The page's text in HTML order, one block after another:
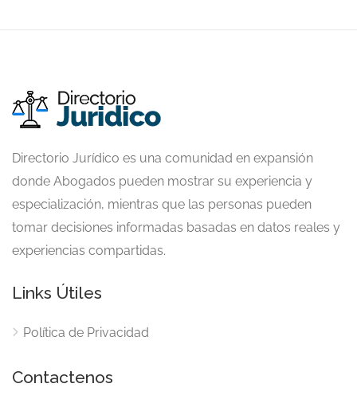
Directorio Jurídico es una comunidad en expansión
donde Abogados pueden mostrar su experiencia y
especialización, mientras que las personas pueden
tomar decisiones informadas basadas en datos reales y
experiencias compartidas.
Links Útiles
Política de Privacidad
Contactenos